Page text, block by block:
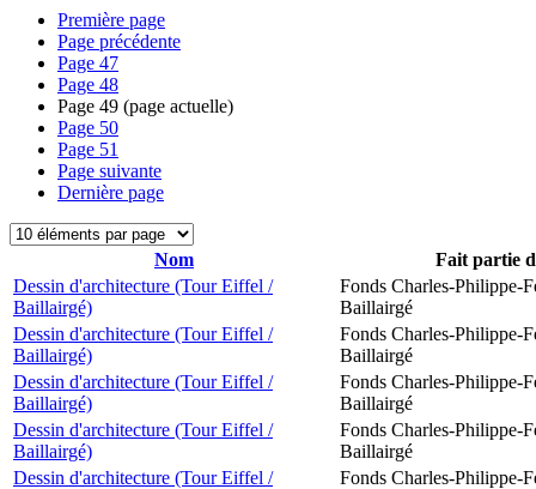
Première page
Page précédente
Page 47
Page 48
Page 49 (page actuelle)
Page 50
Page 51
Page suivante
Dernière page
Nom
Fait partie
Dessin d'architecture (Tour Eiffel /
Baillairgé)
Fonds Charles-Philippe-
Baillairgé
Dessin d'architecture (Tour Eiffel /
Baillairgé)
Fonds Charles-Philippe-
Baillairgé
Dessin d'architecture (Tour Eiffel /
Baillairgé)
Fonds Charles-Philippe-
Baillairgé
Dessin d'architecture (Tour Eiffel /
Baillairgé)
Fonds Charles-Philippe-
Baillairgé
Dessin d'architecture (Tour Eiffel /
Fonds Charles-Philippe-